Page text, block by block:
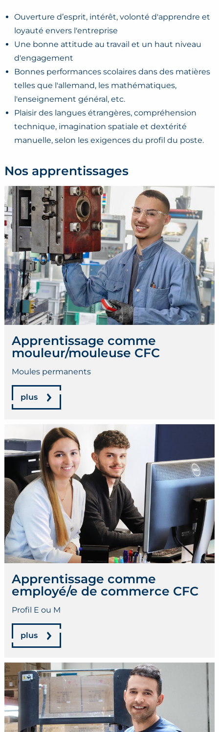
Ouverture d’esprit, intérêt, volonté d'apprendre et
loyauté envers l'entreprise
Une bonne attitude au travail et un haut niveau
d'engagement
Bonnes performances scolaires dans des matières
telles que l'allemand, les mathématiques,
l'enseignement général, etc.
Plaisir des langues étrangères, compréhension
technique, imagination spatiale et dextérité
manuelle, selon les exigences du profil du poste.
Nos apprentissages
Apprentissage comme
mouleur/mouleuse CFC
Moules permanents
plus
Apprentissage comme
employé/e de commerce CFC
Profil E ou M
plus